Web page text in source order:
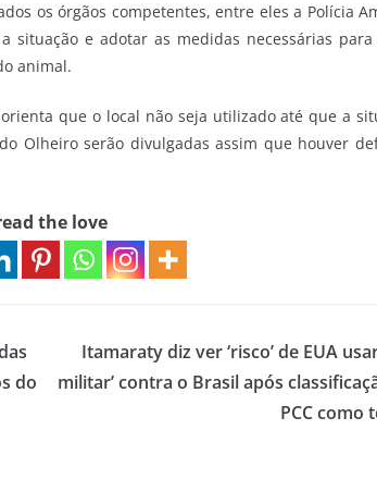
os órgãos competentes, entre eles a Polícia
situação e adotar as medidas necessárias para
animal.
que o local não seja utilizado até que a
Olheiro serão divulgadas assim que houver
the love
do
Itamaraty diz ver ‘risco’ de EUA
militar’ contra o Brasil após
PCC como